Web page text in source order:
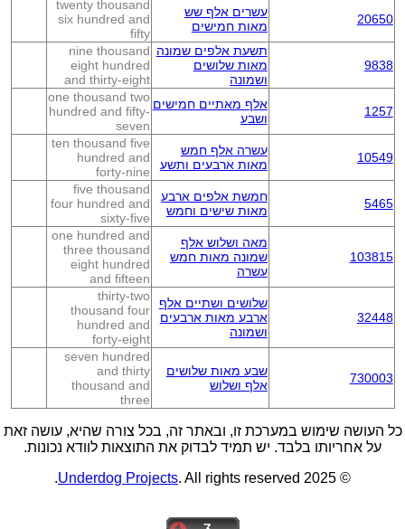
20650
עשרים אלף שש
מאות חמישים
twenty thousand
six hundred and
fifty
9838
תשעת אלפים שמונה
מאות שלושים
ושמונה
nine thousand
eight hundred
and thirty-eight
1257
אלף מאתיים חמישים
ושבע
one thousand two
hundred and fifty-
seven
10549
עשרה אלף חמש
מאות ארבעים ותשע
ten thousand five
hundred and
forty-nine
5465
חמשת אלפים ארבע
מאות שישים וחמש
five thousand
four hundred and
sixty-five
103815
מאה ושלוש אלף
שמונה מאות חמש
עשרה
one hundred and
three thousand
eight hundred
and fifteen
32448
שלושים ושתיים אלף
ארבע מאות ארבעים
ושמונה
thirty-two
thousand four
hundred and
forty-eight
730003
שבע מאות שלושים
אלף ושלוש
seven hundred
and thirty
thousand and
three
כל העושה שימוש במערכת זו, ובאתר זה, בכל צורה שהיא, עושה זאת
על אחריותו בלבד. יש תמיד לבדוק את התוצאות לוודא נכונות.
© 2025
Underdog Projects. All rights reserved.